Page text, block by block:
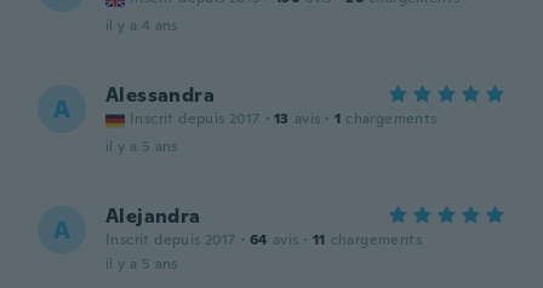
il y a 4 ans
A Alessandra
Inscrit depuis 2017 · 13 avis · 1 chargements
il y a 5 ans
A Alejandra
Inscrit depuis 2017 · 64 avis · 11 chargements
il y a 5 ans